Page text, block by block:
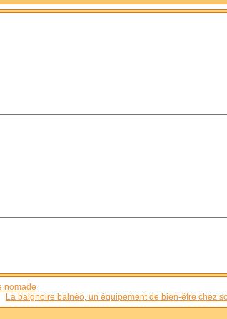
nomade
La baignoire balnéo, un équipement de bien-être chez